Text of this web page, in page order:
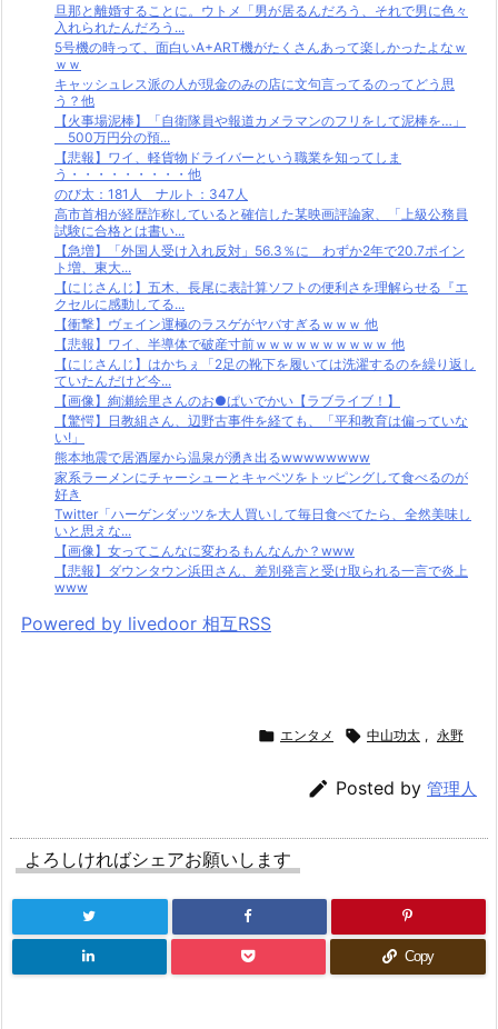
旦那と離婚することに。ウトメ「男が居るんだろう、それで男に色々
入れられたんだろう...
5号機の時って、面白いA+ART機がたくさんあって楽しかったよなｗ
ｗｗ
キャッシュレス派の人が現金のみの店に文句言ってるのってどう思
う？他
【火事場泥棒】「自衛隊員や報道カメラマンのフリをして泥棒を…」
500万円分の預...
【悲報】ワイ、軽貨物ドライバーという職業を知ってしま
う・・・・・・・・・他
のび太：181人 ナルト：347人
高市首相が経歴詐称していると確信した某映画評論家、「上級公務員
試験に合格とは書い...
【急増】「外国人受け入れ反対」56.3％に わずか2年で20.7ポイン
ト増、東大...
【にじさんじ】五木、長尾に表計算ソフトの便利さを理解らせる『エ
クセルに感動してる...
【衝撃】ヴェイン運極のラスゲがヤバすぎるｗｗｗ 他
【悲報】ワイ、半導体で破産寸前ｗｗｗｗｗｗｗｗｗｗ 他
【にじさんじ】はかちぇ「2足の靴下を履いては洗濯するのを繰り返し
ていたんだけど今...
【画像】絢瀬絵里さんのお●ぱいでかい【ラブライブ！】
【驚愕】日教組さん、辺野古事件を経ても、「平和教育は偏っていな
い!」
熊本地震で居酒屋から温泉が湧き出るwwwwwwww
家系ラーメンにチャーシューとキャベツをトッピングして食べるのが
好き
Twitter「ハーゲンダッツを大人買いして毎日食べてたら、全然美味し
いと思えな...
【画像】女ってこんなに変わるもんなんか？www
【悲報】ダウンタウン浜田さん、差別発言と受け取られる一言で炎上
www
Powered by livedoor 相互RSS
 エンタメ  中山功太 , 永野
 Posted by 管理人
よろしければシェアお願いします
Copy